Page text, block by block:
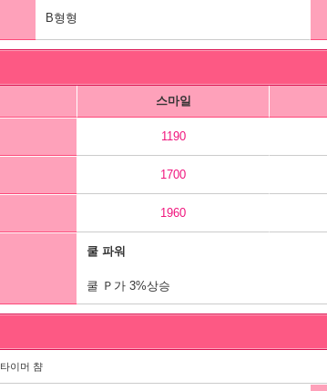
B형형
스마일
1190
1700
1960
쿨 파워
쿨 Ｐ가 3%상승
타이머 챰